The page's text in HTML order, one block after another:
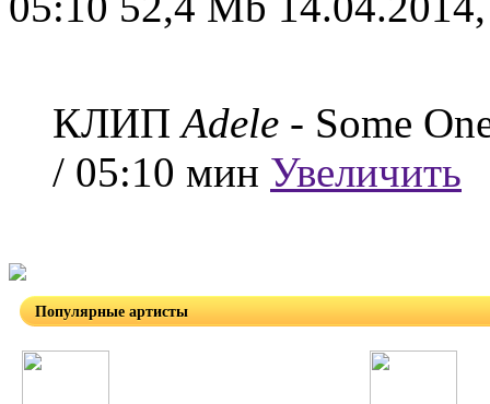
КЛИП Adele - Some
/ 05:10 мин Увеличить
Популярные артисты